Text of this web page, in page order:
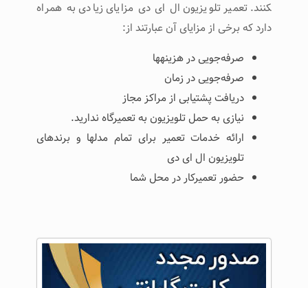
کنند. تعمیر تلویزیون ال ای دی مزایای زیادی به همراه
دارد که برخی از مزایای آن عبارتند از:
صرفه‌جویی در هزینه­ها
صرفه‌جویی در زمان
دریافت پشتیابی از مراکز مجاز
نیازی به حمل تلویزیون به تعمیرگاه ندارید.
ارائه خدمات تعمیر برای تمام مدل­ها و برندهای
تلویزیون ال ای دی
حضور تعمیرکار در محل شما